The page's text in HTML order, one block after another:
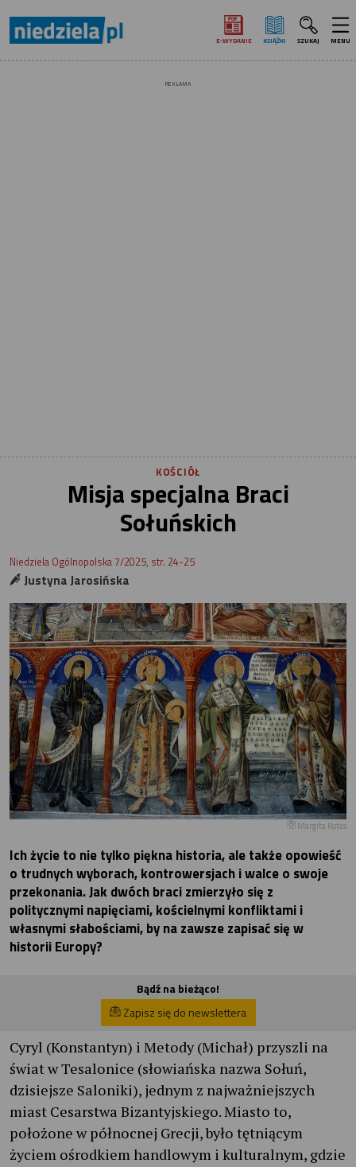
E‑WYDANIE KSIĄŻKI SZUKAJ MENU
REKLAMA
KOŚCIÓŁ
Misja specjalna Braci
Sołuńskich
Niedziela Ogólnopolska 7/2025, str. 24-25
Justyna Jarosińska
Margita Kotas
Ich życie to nie tylko piękna historia, ale także opowieść
o trudnych wyborach, kontrowersjach i walce o swoje
przekonania. Jak dwóch braci zmierzyło się z
politycznymi napięciami, kościelnymi konfliktami i
własnymi słabościami, by na zawsze zapisać się w
historii Europy?
Bądź na bieżąco!
Zapisz się do newslettera
Cyryl (Konstantyn) i Metody (Michał) przyszli na
świat w Tesalonice (słowiańska nazwa Sołuń,
dzisiejsze Saloniki), jednym z najważniejszych
miast Cesarstwa Bizantyjskiego. Miasto to,
położone w północnej Grecji, było tętniącym
życiem ośrodkiem handlowym i kulturalnym, gdzie